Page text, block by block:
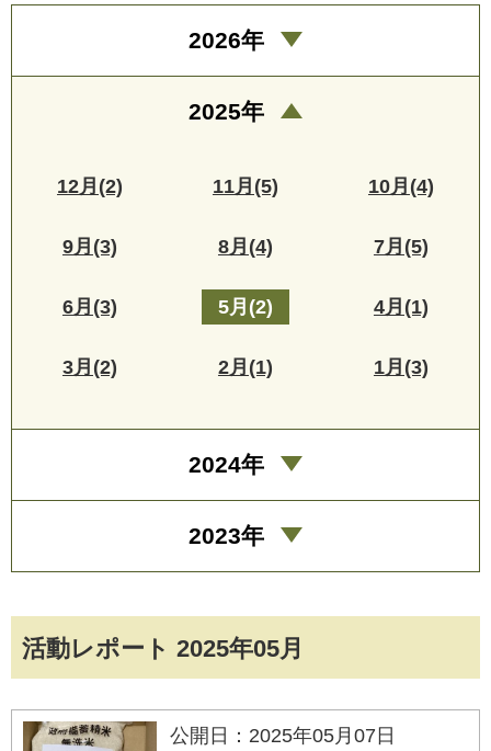
活動レポート 2025年05月
公開日：2025年05月07日
2026年
2025年
12月(2) 11月(5) 10月(4)
9月(3) 8月(4) 7月(5)
6月(3) 5月(2) 4月(1)
3月(2) 2月(1) 1月(3)
2024年
2023年